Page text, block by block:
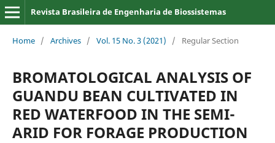
Revista Brasileira de Engenharia de Biossistemas
Home / Archives / Vol. 15 No. 3 (2021) / Regular Section
BROMATOLOGICAL ANALYSIS OF
GUANDU BEAN CULTIVATED IN
RED WATERFOOD IN THE SEMI-
ARID FOR FORAGE PRODUCTION